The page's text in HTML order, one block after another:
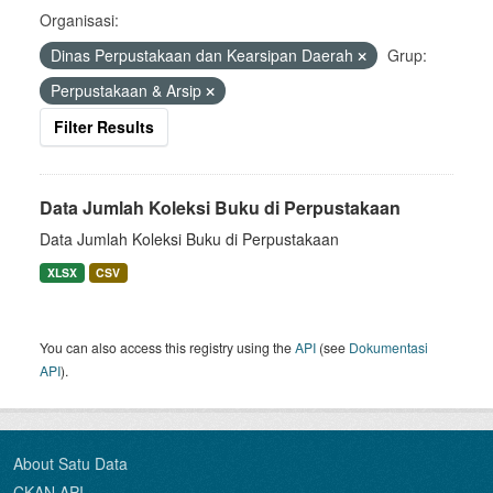
Organisasi:
Dinas Perpustakaan dan Kearsipan Daerah
Grup:
Perpustakaan & Arsip
Filter Results
Data Jumlah Koleksi Buku di Perpustakaan
Data Jumlah Koleksi Buku di Perpustakaan
XLSX CSV
You can also access this registry using theAPI (see Dokumentasi
API).
About Satu Data